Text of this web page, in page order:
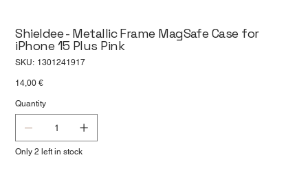
Shieldee - Metallic Frame MagSafe Case for
iPhone 15 Plus Pink
SKU: SKU
1301241917
Price
14,00 €
Quantity
Only 2 left in stock